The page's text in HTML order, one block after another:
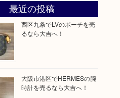
最近の投稿
西区九条でLVのポーチを売
るなら大吉へ！
大阪市港区でHERMESの腕
時計を売るなら大吉へ！